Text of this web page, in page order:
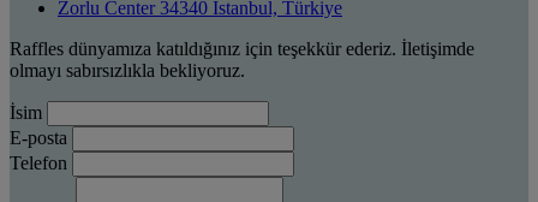
Zorlu Center 34340 İstanbul, Türkiye
Raffles dünyamıza katıldığınız için teşekkür ederiz. İletişimde
olmayı sabırsızlıkla bekliyoruz.
İsim
E-posta
Telefon